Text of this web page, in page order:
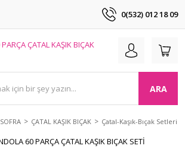
0(532) 012 18 09
ARA
SOFRA ÇATAL KAŞIK BIÇAK Çatal-Kaşık-Bıçak Setleri